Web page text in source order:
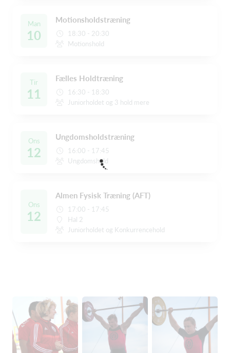
Man
10
Motionsholdstræning
18:30 - 20:30
Motionshold
Tir
11
Fælles Holdtræning
16:30 - 18:30
Juniorholdet og 3 hold mere
Ons
12
Ungdomsholdstræning
16:00 - 17:45
Ungdomshold
Ons
12
Almen Fysisk Træning (AFT)
17:00 - 17:45
Hal 2
Juniorholdet og Konkurrencehold